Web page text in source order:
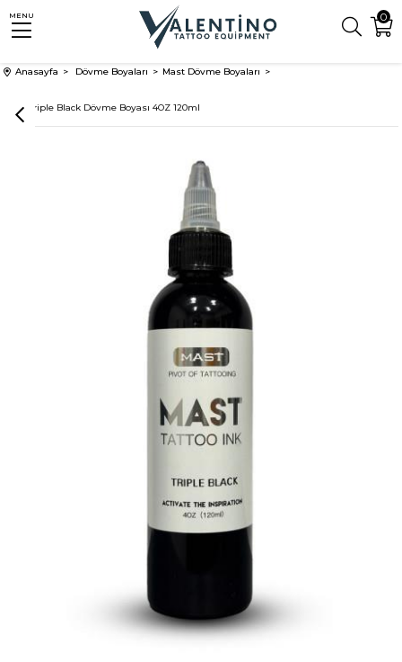
0
MENU
Anasayfa Dövme Boyaları Mast Dövme Boyaları
Mast Triple Black Dövme Boyası 4OZ 120ml